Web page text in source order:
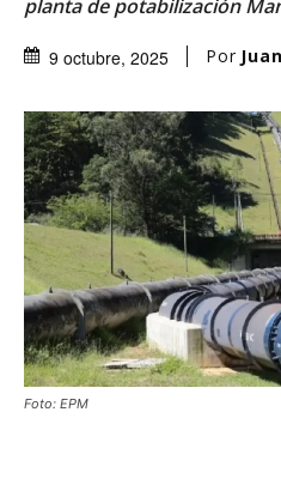
planta de potabilización
9 octubre, 2025 Por
Foto: EPM